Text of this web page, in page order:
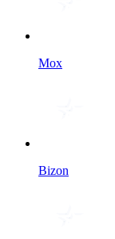
Мох
Bizon